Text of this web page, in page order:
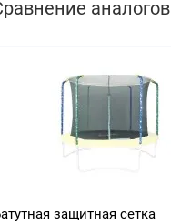
аналогов
защитная сетка